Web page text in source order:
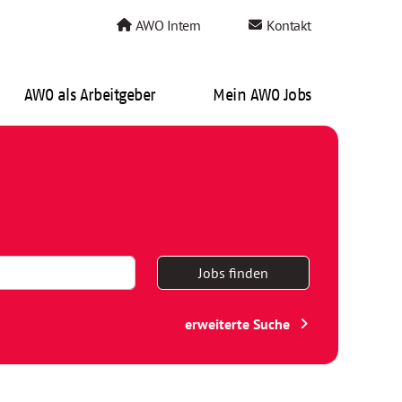
AWO Intern Kontakt
AWO als Arbeitgeber Mein AWO Jobs
Jobs finden
erweiterte Suche